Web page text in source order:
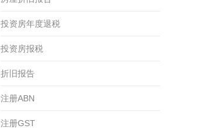
投资房年度退税
投资房报税
折旧报告
注册ABN
注册GST